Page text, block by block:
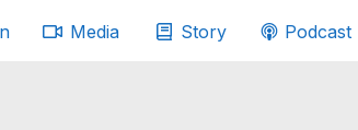
Media Story Podcast